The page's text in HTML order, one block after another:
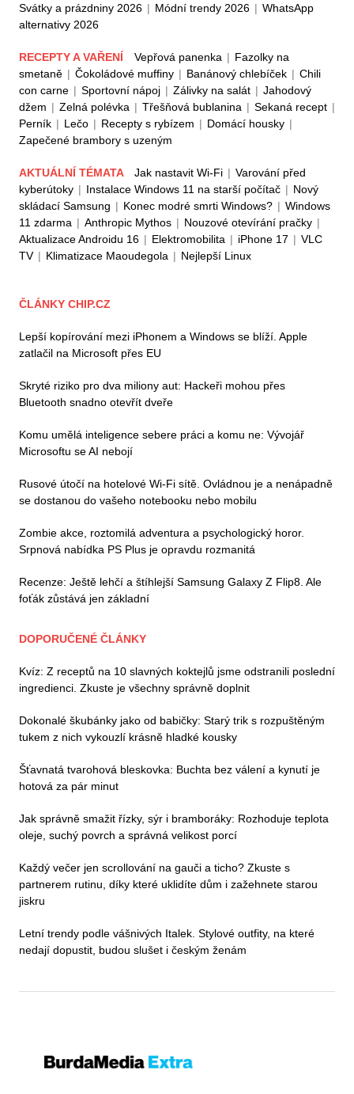
Svátky a prázdniny 2026 | Módní trendy 2026 | WhatsApp
alternativy 2026
RECEPTY A VAŘENÍ Vepřová panenka | Fazolky na
smetaně | Čokoládové muffiny | Banánový chlebíček | Chili
con carne | Sportovní nápoj | Zálivky na salát | Jahodový
džem | Zelná polévka | Třešňová bublanina | Sekaná recept |
Perník | Lečo | Recepty s rybízem | Domácí housky |
Zapečené brambory s uzeným
AKTUÁLNÍ TÉMATA Jak nastavit Wi-Fi | Varování před
kyberútoky | Instalace Windows 11 na starší počítač | Nový
skládací Samsung | Konec modré smrti Windows? | Windows
11 zdarma | Anthropic Mythos | Nouzové otevírání pračky |
Aktualizace Androidu 16 | Elektromobilita | iPhone 17 | VLC
TV | Klimatizace Maoudegola | Nejlepší Linux
ČLÁNKY CHIP.CZ
Lepší kopírování mezi iPhonem a Windows se blíží. Apple
zatlačil na Microsoft přes EU
Skryté riziko pro dva miliony aut: Hackeři mohou přes
Bluetooth snadno otevřít dveře
Komu umělá inteligence sebere práci a komu ne: Vývojář
Microsoftu se AI nebojí
Rusové útočí na hotelové Wi-Fi sítě. Ovládnou je a nenápadně
se dostanou do vašeho notebooku nebo mobilu
Zombie akce, roztomilá adventura a psychologický horor.
Srpnová nabídka PS Plus je opravdu rozmanitá
Recenze: Ještě lehčí a štíhlejší Samsung Galaxy Z Flip8. Ale
foťák zůstává jen základní
DOPORUČENÉ ČLÁNKY
Kvíz: Z receptů na 10 slavných koktejlů jsme odstranili poslední
ingredienci. Zkuste je všechny správně doplnit
Dokonalé škubánky jako od babičky: Starý trik s rozpuštěným
tukem z nich vykouzlí krásně hladké kousky
Šťavnatá tvarohová bleskovka: Buchta bez válení a kynutí je
hotová za pár minut
Jak správně smažit řízky, sýr i bramboráky: Rozhoduje teplota
oleje, suchý povrch a správná velikost porcí
Každý večer jen scrollování na gauči a ticho? Zkuste s
partnerem rutinu, díky které uklidíte dům i zažehnete starou
jiskru
Letní trendy podle vášnivých Italek. Stylové outfity, na které
nedají dopustit, budou slušet i českým ženám